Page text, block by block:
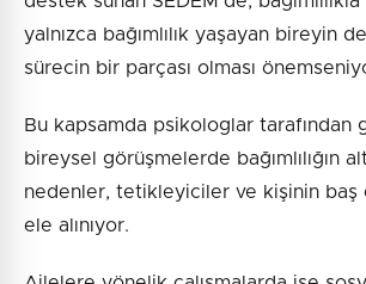
yalnızca bağımlılık yaşayan bireyin
sürecin bir parçası olması
Bu kapsamda psikologlar tarafından
bireysel görüşmelerde bağımlılığın
nedenler, tetikleyiciler ve kişinin baş
ele alınıyor.